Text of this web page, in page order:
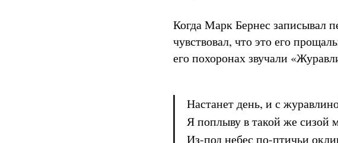
Когда Марк Бернес записывал
чувствовал, что это его
его похоронах звучали
Настанет день, и с
Я поплыву в такой же сизой
Из-под небес по-птичьи